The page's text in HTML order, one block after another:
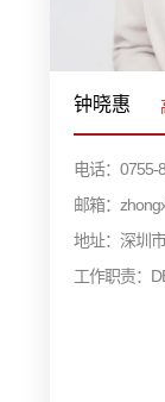
钟晓惠
电话：0755-
邮箱：
地址：深圳
工作职责：